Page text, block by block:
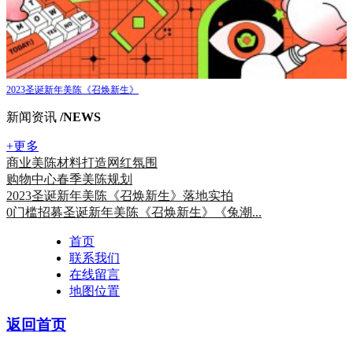
2023圣诞新年美陈《召焕新生》
新闻资讯 /NEWS
+更多
商业美陈材料打造网红氛围
购物中心春季美陈规划
2023圣诞新年美陈《召焕新生》落地实拍
0门槛招募圣诞新年美陈《召焕新生》《兔潮...
首页
联系我们
在线留言
地图位置
返回首页